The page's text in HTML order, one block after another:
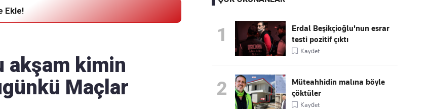
göndermek için tıklayın
Kaçırmayın
Ücretsiz üye olun, gündemi
Ekle!
akşam kimin
Maçlar
1
Erdal Beşikçioğlu'nun esrar
testi pozitif çıktı
Kaydet
2
Müteahhidin malına böyle
çöktüler
Kaydet